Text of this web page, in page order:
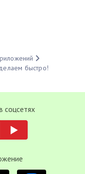
быстро!
соцсетях